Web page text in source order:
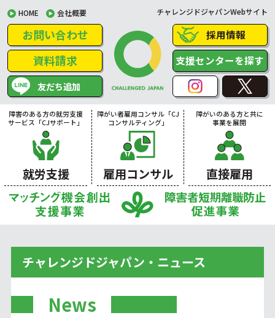
HOME 会社概要 チャレンジドジャパンWebサイト
お問い合わせ
資料請求
友だち追加
採用情報
支援センターを探す
障害のある方の就労支援
サービス「CJサポート」
就労支援
障がい者雇用コンサル「CJ
コンサルティング」
雇用コンサル
障がいのある方と共に
事業を展開
直接雇用
チャレンジドジャパン・ニュース
News